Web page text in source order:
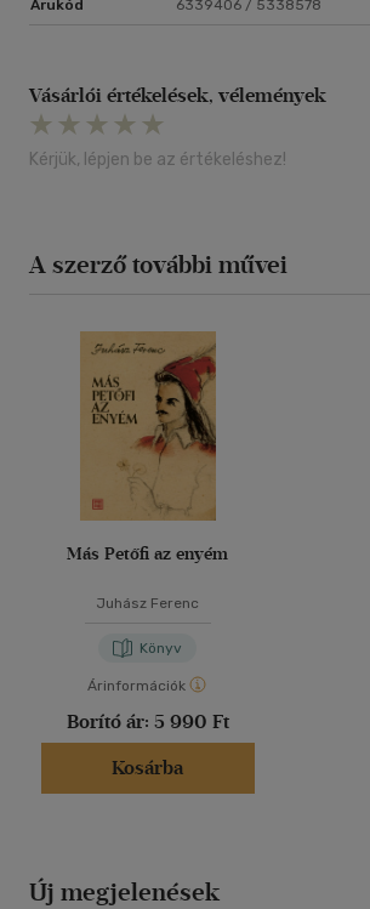
Árukód 6339406 / 5338578
Vásárlói értékelések, vélemények
Kérjük, lépjen be az értékeléshez!
A szerző további művei
Más Petőfi az enyém
Juhász Ferenc
Könyv
Árinformációk
Borító ár: 5 990 Ft
Kosárba
Új megjelenések